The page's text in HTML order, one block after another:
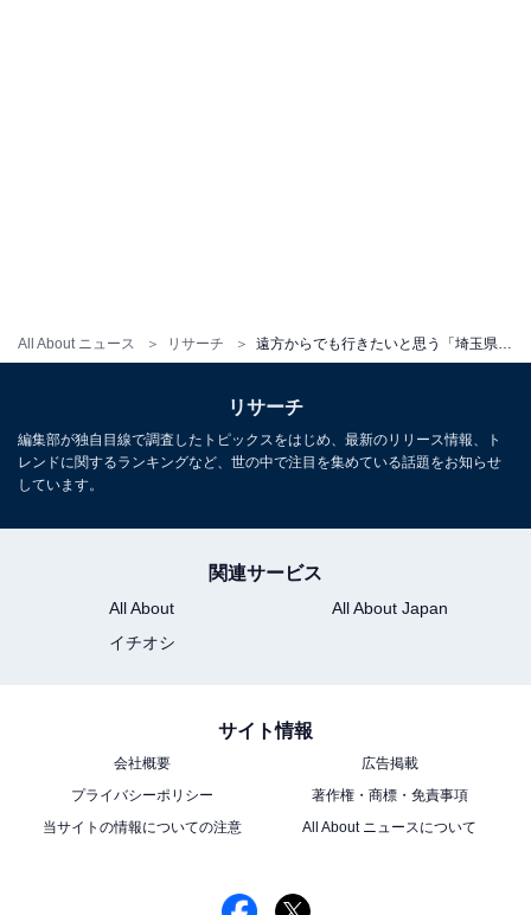
All About ニュース リサーチ
リサーチ
編集部が独自目線で調査したトピックスをはじめ、最新のリリース情報、ト
レンドに関するランキングなど、世の中で注目を集めている話題をお知らせ
しています。
関連サービス
All About
All About Japan
イチオシ
サイト情報
会社概要
広告掲載
プライバシーポリシー
著作権・商標・免責事項
当サイトの情報についての注意
All About ニュースについて